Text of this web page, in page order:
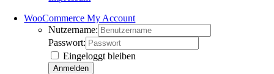
WooCommerce My Account
Nutzername:
Passwort:
Eingeloggt bleiben